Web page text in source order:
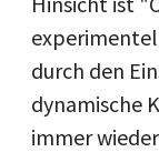
durch den
dynamische
immer